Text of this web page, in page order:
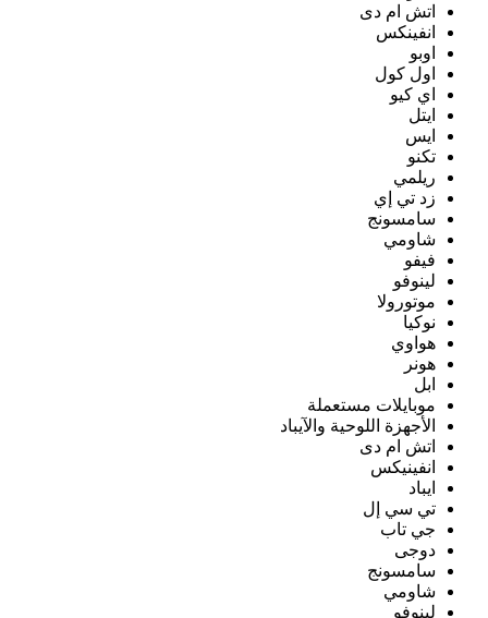
اتش ام دى
انفينكس
اوبو
اول كول
اي كيو
ايتل
ايس
تكنو
ريلمي
زد تي إي
سامسونج
شاومي
فيفو
لينوفو
موتورولا
نوكيا
هواوي
هونر
ابل
موبايلات مستعملة
الأجهزة اللوحية والآيباد
اتش ام دى
انفينيكس
ايباد
تي سي إل
جي تاب
دوجى
سامسونج
شاومي
لينوفو